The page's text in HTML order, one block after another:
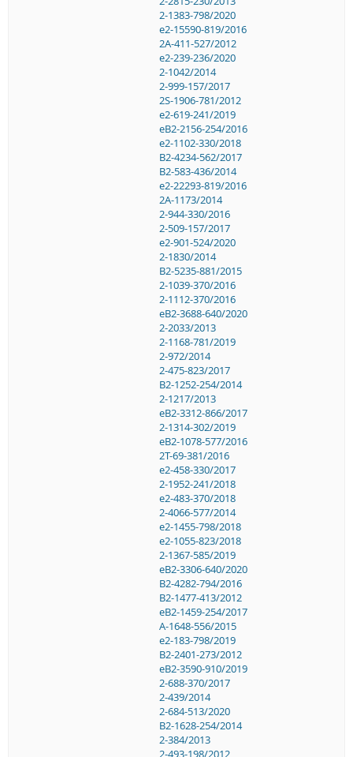
2-1383-798/2020
e2-15590-819/2016
2A-411-527/2012
e2-239-236/2020
2-1042/2014
2-999-157/2017
2S-1906-781/2012
e2-619-241/2019
eB2-2156-254/2016
e2-1102-330/2018
B2-4234-562/2017
B2-583-436/2014
e2-22293-819/2016
2A-1173/2014
2-944-330/2016
2-509-157/2017
e2-901-524/2020
2-1830/2014
B2-5235-881/2015
2-1039-370/2016
2-1112-370/2016
eB2-3688-640/2020
2-2033/2013
2-1168-781/2019
2-972/2014
2-475-823/2017
B2-1252-254/2014
2-1217/2013
eB2-3312-866/2017
2-1314-302/2019
eB2-1078-577/2016
2T-69-381/2016
e2-458-330/2017
2-1952-241/2018
e2-483-370/2018
2-4066-577/2014
e2-1455-798/2018
e2-1055-823/2018
2-1367-585/2019
eB2-3306-640/2020
B2-4282-794/2016
B2-1477-413/2012
eB2-1459-254/2017
A-1648-556/2015
e2-183-798/2019
B2-2401-273/2012
eB2-3590-910/2019
2-688-370/2017
2-439/2014
2-684-513/2020
B2-1628-254/2014
2-384/2013
2-493-198/2012